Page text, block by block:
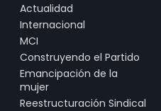
Actualidad
Internacional
MCI
Construyendo el Partido
Emancipación de la
mujer
Reestructuración Sindical